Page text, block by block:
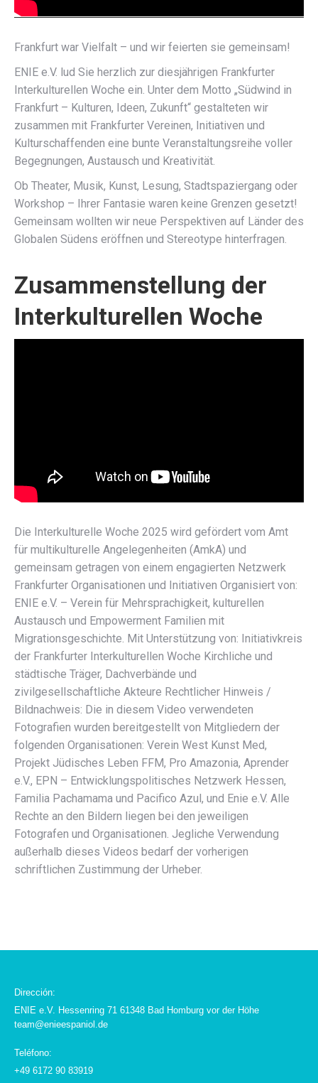
Frankfurt war Vielfalt – und wir feierten sie gemeinsam!
ENIE e.V. lud Sie herzlich zur diesjährigen Frankfurter
Interkulturellen Woche ein. Unter dem Motto „Südwind in
Frankfurt – Kulturen, Ideen, Zukunft“ gestalteten wir
zusammen mit Frankfurter Vereinen, Initiativen und
Kulturschaffenden eine bunte Veranstaltungsreihe voller
Begegnungen, Austausch und Kreativität.
Ob Theater, Musik, Kunst, Lesung, Stadtspaziergang oder
Workshop – Ihrer Fantasie waren keine Grenzen gesetzt!
Gemeinsam wollten wir neue Perspektiven auf Länder des
Globalen Südens eröffnen und Stereotype hinterfragen.
Zusammenstellung der
Interkulturellen Woche
Die Interkulturelle Woche 2025 wird gefördert vom Amt
für multikulturelle Angelegenheiten (AmkA) und
gemeinsam getragen von einem engagierten Netzwerk
Frankfurter Organisationen und Initiativen Organisiert von:
ENIE e.V. – Verein für Mehrsprachigkeit, kulturellen
Austausch und Empowerment Familien mit
Migrationsgeschichte. Mit Unterstützung von: Initiativkreis
der Frankfurter Interkulturellen Woche Kirchliche und
städtische Träger, Dachverbände und
zivilgesellschaftliche Akteure Rechtlicher Hinweis /
Bildnachweis: Die in diesem Video verwendeten
Fotografien wurden bereitgestellt von Mitgliedern der
folgenden Organisationen: Verein West Kunst Med,
Projekt Jüdisches Leben FFM, Pro Amazonia, Aprender
e.V., EPN – Entwicklungspolitisches Netzwerk Hessen,
Familia Pachamama und Pacifico Azul, und Enie e.V. Alle
Rechte an den Bildern liegen bei den jeweiligen
Fotografen und Organisationen. Jegliche Verwendung
außerhalb dieses Videos bedarf der vorherigen
schriftlichen Zustimmung der Urheber.
Dirección:
ENIE e.V. Hessenring 71 61348 Bad Homburg vor der Höhe
team@enieespaniol.de
Teléfono:
+49 6172 90 83919